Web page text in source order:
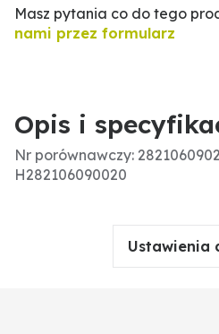
Masz pytania co do tego
nami przez formularz
Opis i
Nr porównawczy:
H282106090020
Ustawienia